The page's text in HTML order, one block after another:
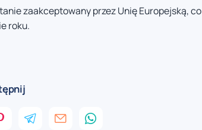
zaakceptowany przez Unię Europejską, co
roku.